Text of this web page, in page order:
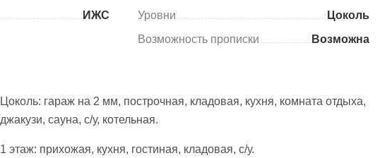
ИЖС
Уровни
Цоколь
Возможность прописки
Возможна
Цоколь: гараж на 2 мм, построчная, кладовая, кухня, комната отдыха,
джакузи, сауна, с/у, котельная.
1 этаж: прихожая, кухня, гостиная, кладовая, с/у.